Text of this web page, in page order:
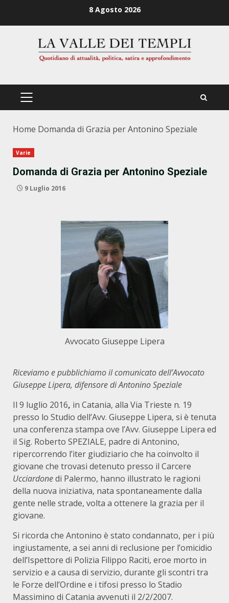
8 Agosto 2026
PRIMÄRES
Home Domanda di Grazia per Antonino Speziale
Varie
Domanda di Grazia per Antonino Speziale
9 Luglio 2016
Avvocato Giuseppe Lipera
Riceviamo e pubblichiamo il comunicato dell’Avvocato
Giuseppe Lipera, difensore di Antonino Speziale
Il 9 luglio 2016, in Catania, alla Via Trieste n. 19
presso lo Studio dell’Avv. Giuseppe Lipera, si è tenuta
una conferenza stampa ove l’Avv. Giuseppe Lipera ed
il Sig. Roberto SPEZIALE, padre di Antonino,
ripercorrendo l’iter giudiziario che ha coinvolto il
giovane che trovasi detenuto presso il Carcere
Ucciardonedi Palermo, hanno illustrato le ragioni
della nuova iniziativa, nata spontaneamente dalla
gente nelle strade, volta a ottenere la grazia per il
giovane.
Si ricorda che Antonino è stato condannato, per i più
ingiustamente, a sei anni di reclusione per l’omicidio
dell’Ispettore di Polizia Filippo Raciti, eroe morto in
servizio e a causa di servizio, durante gli scontri tra
le Forze dell’Ordine e i tifosi presso lo Stadio
Massimino di Catania avvenuti il 2/2/2007.